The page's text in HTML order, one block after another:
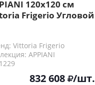
120х120 см
Frigerio Угловой
Vittoria Frigerio
APPIANI
832 608 /шт.